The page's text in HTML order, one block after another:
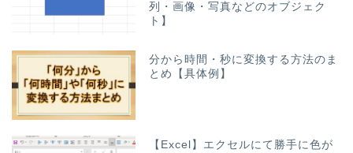
列・画像・写真などのオブジェク
ト】
分から時間・秒に変換する方法のま
とめ【具体例】
【Excel】エクセルにて勝手に色が